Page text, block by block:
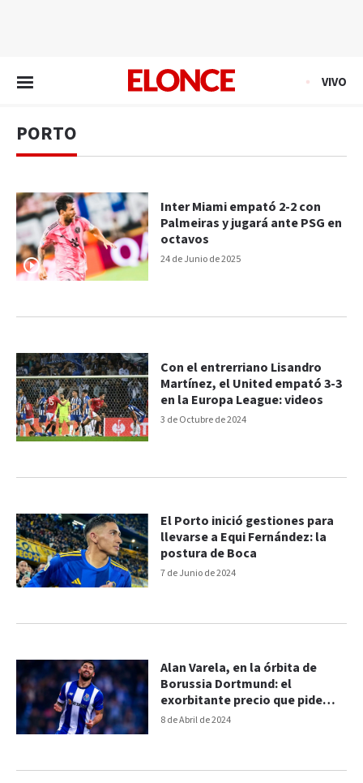
VIVO
PORTO
24 de Junio de 2025
Inter Miami empató 2-2 con
Palmeiras y jugará ante PSG en
octavos
3 de Octubre de 2024
Con el entrerriano Lisandro
Martínez, el United empató 3-3
en la Europa League: videos
7 de Junio de 2024
El Porto inició gestiones para
llevarse a Equi Fernández: la
postura de Boca
8 de Abril de 2024
Alan Varela, en la órbita de
Borussia Dortmund: el
exorbitante precio que pide
Porto